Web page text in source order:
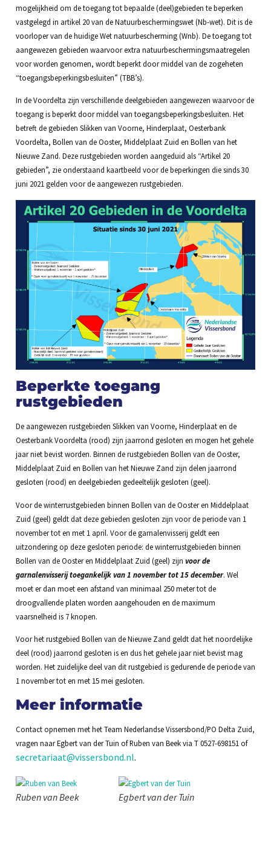
mogelijkheid om de toegang tot bepaalde (deel)gebieden te beperken
vastgelegd in artikel 20 van de Natuurbeschermingswet (Nb-wet). Dit is de
voorloper van de huidige Wet natuurbescherming (Wnb). De toegang tot
aangewezen gebieden waarvoor extra natuurbeschermingsmaatregelen
voor worden genomen, wordt beperkt door middel van de zogeheten
“toegangsbeperkingsbesluiten” (TBB’s).
In de Voordelta zijn verschillende deelgebieden aangewezen waarvoor de
toegang is beperkt door middel van toegangsbeperkingsbesluiten. Het
betreft de gebieden Slikken van Voorne, Hinderplaat, Oesterbank
Voordelta, Bollen van de Ooster, Middelplaat Zuid en Bollen van het
Nieuwe Zand. Deze rustgebieden worden aangeduid als “Artikel 20
gebieden”, zie onderstaand kaartbeeld voor de beperkingen die sinds 30
juni 2021 gelden voor de aangewezen rustgebieden.
Beperkte toegang
rustgebieden
De aangewezen rustgebieden Slikken van Voorne, Hinderplaat en de
Oesterbank Voordelta (rood) zijn jaarrond gesloten en mogen het gehele
jaar niet bevist worden. Binnen de rustgebieden Bollen van de Ooster,
Middelplaat Zuid en Bollen van het Nieuwe Zand zijn delen jaarrond
gesloten (rood) en deelgebieden gedeeltelijk gesloten (geel).
Voor de winterrustgebieden binnen Bollen van de Ooster en Middelplaat
Zuid (geel) geldt dat deze gebieden gesloten zijn voor de periode van 1
november tot en met 1 april. Voor de garnalenvisserij geldt een
uitzondering op deze gesloten periode: de winterrustgebieden binnen
Bollen van de Ooster en Middelplaat Zuid (geel) zijn voor de
garnalenvisserij toegankelijk van 1 november tot 15 december. Wel
moet er dan moet een afstand van minimaal 250 meter tot de
droogvallende platen worden aangehouden en de maximum
vaarsnelheid is 7 knopen.
Voor het rustgebied Bollen van de Nieuwe Zand geldt dat het noordelijke
deel (rood) jaarrond gesloten is en dus het gehele jaar niet bevist mag
worden. Het zuidelijke deel van dit rustgebied is gedurende de periode van
1 november tot en met 15 mei gesloten.
Meer informatie
Contact opnemen met het Team Nederlandse Vissersbond/PO Delta Zuid,
vragen naar Egbert van der Tuin of Ruben van Beek via T 0527-698151 of
secretariaat@vissersbond.nl.
Ruben van Beek Egbert van der Tuin